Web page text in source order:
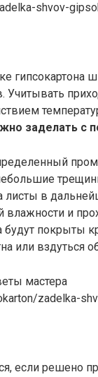
shvov-
гипсокартона
Учитывать
заделать с
листы в
и
будут покрыты
или вздуться
zadelka-
если решено